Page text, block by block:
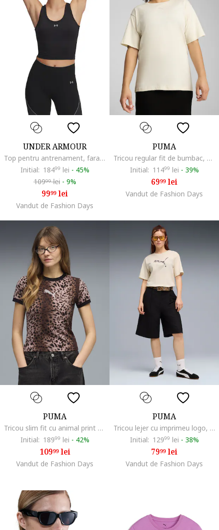
UNDER ARMOUR
Top pentru antrenament, fara cusaturi Vanish, Negru/Argintiu
Initial: 18499 lei - 45%
10999lei - 9%
9999lei
Vandut de Fashion Days
PUMA
Tricou regular fit de bumbac, Alb fildes
Initial: 11499 lei - 39%
6999lei
Vandut de Fashion Days
PUMA
Tricou slim fit cu animal print Essentials, Maro/Bej roscat
Initial: 18999 lei - 42%
10999lei
Vandut de Fashion Days
PUMA
Tricou lejer cu imprimeu logo, Negru/Bej
Initial: 12999 lei - 38%
7999lei
Vandut de Fashion Days